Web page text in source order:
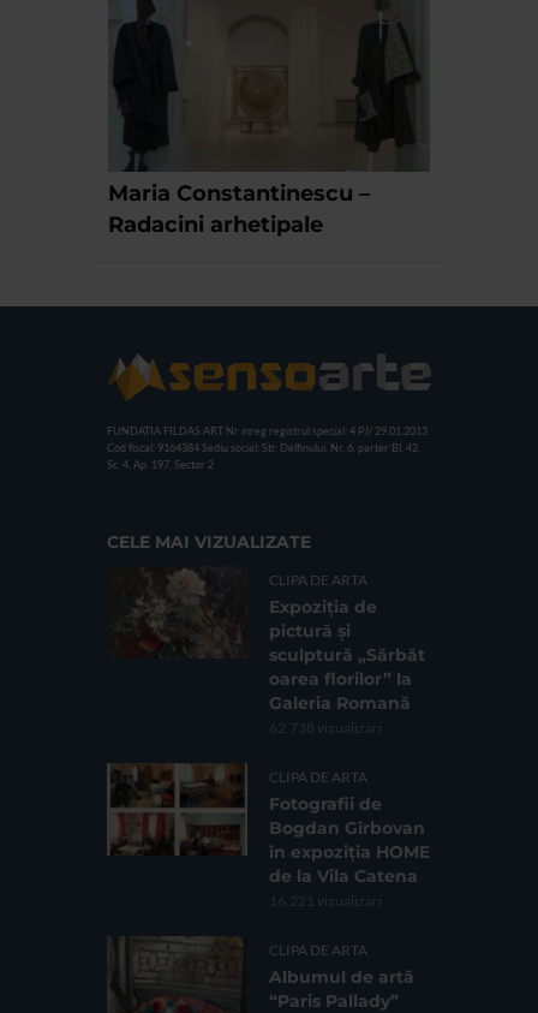
Maria Constantinescu –
Radacini arhetipale
FUNDATIA FILDAS ART Nr inreg registrul special: 4 PJ/ 29.01.2013
Cod fiscal: 9164384 Sediu social: Str. Delfinului, Nr. 6, parter Bl. 42,
Sc. 4, Ap. 197, Sector 2
CELE MAI VIZUALIZATE
CLIPA DE ARTA
Expoziția de
pictură și
sculptură „Sărbăt
oarea florilor” la
Galeria Romană
62.738 vizualizari
CLIPA DE ARTA
Fotografii de
Bogdan Gîrbovan
în expoziția HOME
de la Vila Catena
16.221 vizualizari
CLIPA DE ARTA
Albumul de artă
“Paris Pallady”